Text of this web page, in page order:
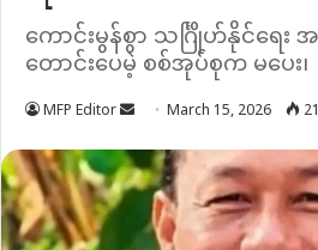
ကောင်းမွန်စွာ သင်္ဂြိုဟ်နိုင်ရေး
တောင်းပေမဲ့ စစ်အုပ်စုက မပေး၊
MFP Editor Send
email
March 15, 2026 21